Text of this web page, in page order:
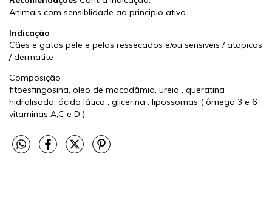
Animais com sensiblidade ao principio ativo
Indicação
Cães e gatos pele e pelos ressecados e/ou sensiveis / atopicos
/ dermatite
Composição
fitoesfingosina, oleo de macadâmia, ureia , queratina
hidrolisada, ácido lático , glicerina , lipossomas ( ômega 3 e 6 ,
vitaminas A,C e D )